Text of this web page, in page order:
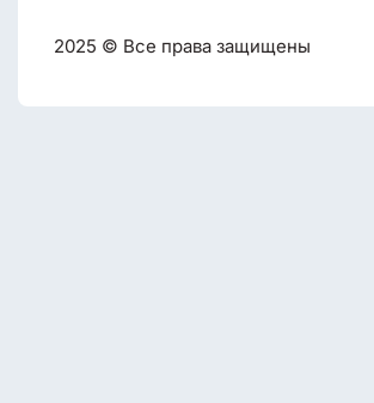
2025 © Все права защищены